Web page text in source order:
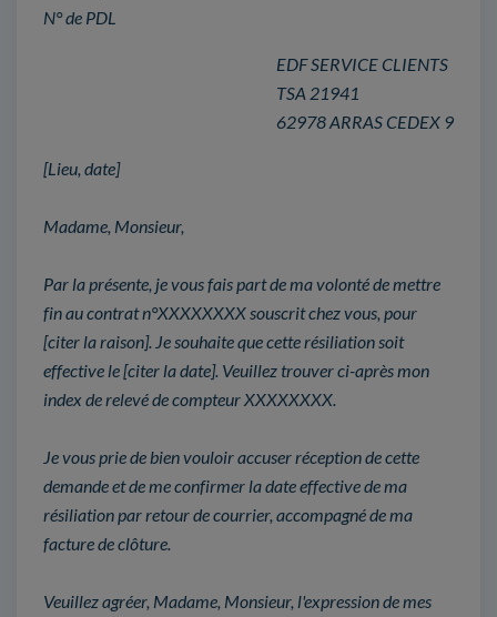
N° de PDL
EDF SERVICE CLIENTS
TSA 21941
62978 ARRAS CEDEX 9
[Lieu, date]
Madame, Monsieur,
Par la présente, je vous fais part de ma volonté de mettre
fin au contrat n°XXXXXXXX souscrit chez vous, pour
[citer la raison]. Je souhaite que cette résiliation soit
effective le [citer la date]. Veuillez trouver ci-après mon
index de relevé de compteur XXXXXXXX.
Je vous prie de bien vouloir accuser réception de cette
demande et de me confirmer la date effective de ma
résiliation par retour de courrier, accompagné de ma
facture de clôture.
Veuillez agréer, Madame, Monsieur, l'expression de mes